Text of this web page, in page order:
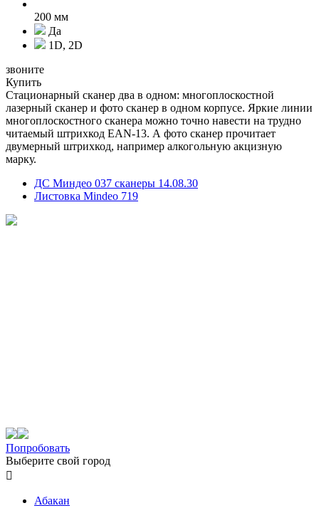
200 мм
Да
1D, 2D
звоните
Купить
Стационарный сканер два в одном: многоплоскостной
лазерный сканер и фото сканер в одном корпусе. Яркие линии
многоплоскостного сканера можно точно навести на трудно
читаемый штрихкод EAN-13. А фото сканер прочитает
двумерный штрихкод, например алкогольную акцизную
марку.
ДС Миндео 037 сканеры 14.08.30
Листовка Mindeo 719
Попробовать
Выберите свой город

Абакан